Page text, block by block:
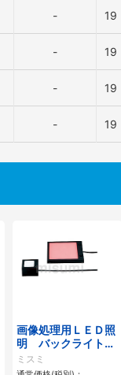
- 19
- 19
- 19
- 19
画像処理用ＬＥＤ照
明 バックライトタ
イプ
ミスミ